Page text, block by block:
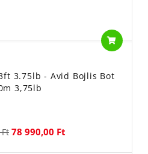
3.75lb - Avid Bojlis Bot
3,75lb
78 990,00 Ft